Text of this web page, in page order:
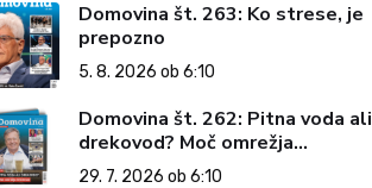
Domovina št. 263: Ko strese, je
prepozno
5. 8. 2026 ob 6:10
Domovina št. 262: Pitna voda ali
drekovod? Moč omrežja
interesov
29. 7. 2026 ob 6:10